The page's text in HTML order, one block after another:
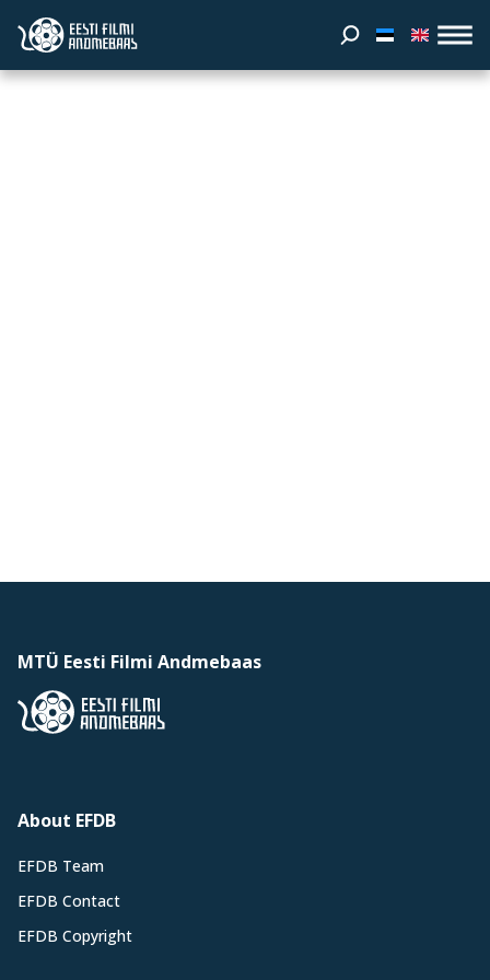
MTÜ Eesti Filmi Andmebaas
About EFDB
EFDB Team
EFDB Contact
EFDB Copyright